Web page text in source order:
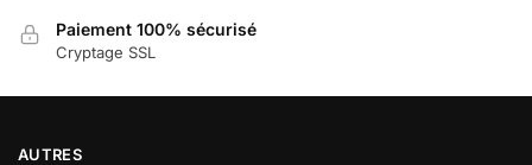
Paiement 100% sécurisé
Cryptage SSL
AUTRES